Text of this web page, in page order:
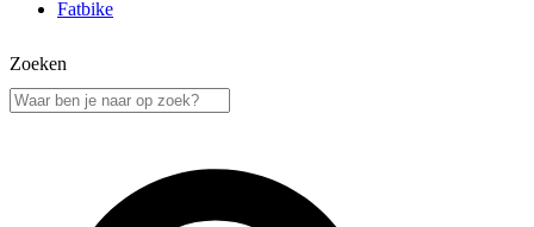
Fatbike
Zoeken